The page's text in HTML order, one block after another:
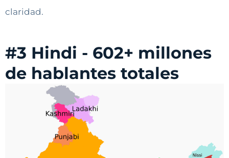
claridad.
#3 Hindi - 602+ millones
de hablantes totales